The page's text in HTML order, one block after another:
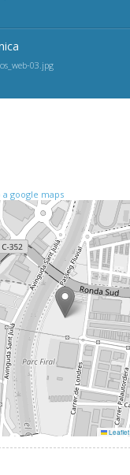
03.jpg
google maps
Leaflet